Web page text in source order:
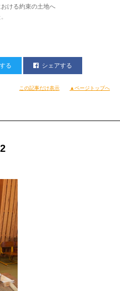
ける約束の土地へ
ペニーレーン。
然この日やらない
りしました。
笑
る シェアする
この記事だけ表示 ▲ページトップへ